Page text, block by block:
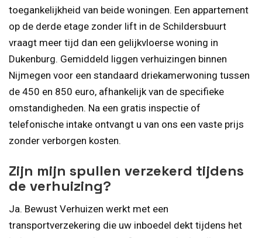
toegankelijkheid van beide woningen. Een appartement
op de derde etage zonder lift in de Schildersbuurt
vraagt meer tijd dan een gelijkvloerse woning in
Dukenburg. Gemiddeld liggen verhuizingen binnen
Nijmegen voor een standaard driekamerwoning tussen
de 450 en 850 euro, afhankelijk van de specifieke
omstandigheden. Na een gratis inspectie of
telefonische intake ontvangt u van ons een vaste prijs
zonder verborgen kosten.
Zijn mijn spullen verzekerd tijdens
de verhuizing?
Ja. Bewust Verhuizen werkt met een
transportverzekering die uw inboedel dekt tijdens het